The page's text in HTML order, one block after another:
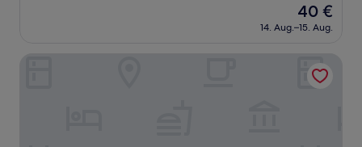
Bewertungen)
Der
Preis
beträgt
40 €
14. Aug.–15. Aug.